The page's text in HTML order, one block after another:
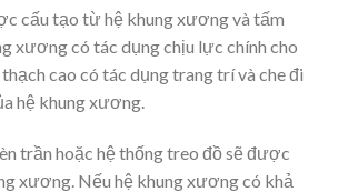
cấu tạo từ hệ khung xương và tấm
xương có tác dụng chịu lực chính cho
cao có tác dụng trang trí và che đi
hệ khung xương.
trần hoặc hệ thống treo đồ sẽ được
xương. Nếu hệ khung xương có khả